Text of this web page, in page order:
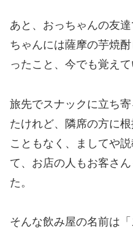
あと、おっちゃんの友
ちゃんには薩摩の芋焼
ったこと、今でも覚えて
旅先でスナックに立ち
たけれど、隣席の方に
こともなく、ましてや
て、お店の人もお客さ
た。
そんな飲み屋の名前は